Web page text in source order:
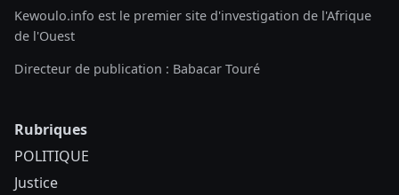
Kewoulo.info est le premier site d'investigation de l'Afrique
de l'Ouest
Directeur de publication : Babacar Touré
Rubriques
POLITIQUE
Justice